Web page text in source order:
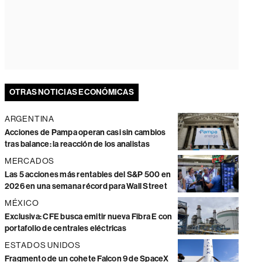
OTRAS NOTICIAS ECONÓMICAS
ARGENTINA
Acciones de Pampa operan casi sin cambios
tras balance: la reacción de los analistas
MERCADOS
Las 5 acciones más rentables del S&P 500 en
2026 en una semana récord para Wall Street
MÉXICO
Exclusiva: CFE busca emitir nueva Fibra E con
portafolio de centrales eléctricas
ESTADOS UNIDOS
Fragmento de un cohete Falcon 9 de SpaceX